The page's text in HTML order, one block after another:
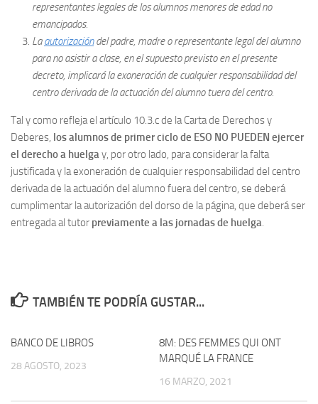
representantes legales de los alumnos menores de edad no
emancipados.
Laautorización del padre, madre o representante legal del alumno
para no asistir a clase, en el supuesto previsto en el presente
decreto, implicará la exoneración de cualquier responsabilidad del
centro derivada de la actuación del alumno tuera del centro.
Tal y como refleja el artículo 10.3.c de la Carta de Derechos y
Deberes, los alumnos de primer ciclo de ESO NO PUEDEN ejercer
el derecho a huelgay, por otro lado, para considerar la falta
justificada y la exoneración de cualquier responsabilidad del centro
derivada de la actuación del alumno fuera del centro, se deberá
cumplimentar la autorización del dorso de la página, que deberá ser
entregada al tutor previamente a las jornadas de huelga.
TAMBIÉN TE PODRÍA GUSTAR...
BANCO DE LIBROS
28 AGOSTO, 2023
8M: DES FEMMES QUI ONT
MARQUÉ LA FRANCE
16 MARZO, 2021